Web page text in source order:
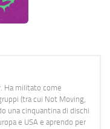
Ha militato come
(tra cui Not Moving,
una cinquantina di dischi
e USA e aprendo per